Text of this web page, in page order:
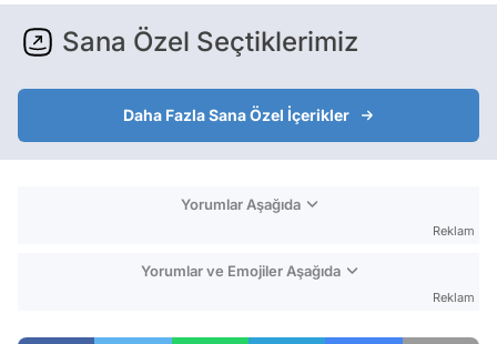
Sana Özel Seçtiklerimiz
Daha Fazla Sana Özel İçerikler
Yorumlar Aşağıda
Reklam
Yorumlar ve Emojiler Aşağıda
Reklam